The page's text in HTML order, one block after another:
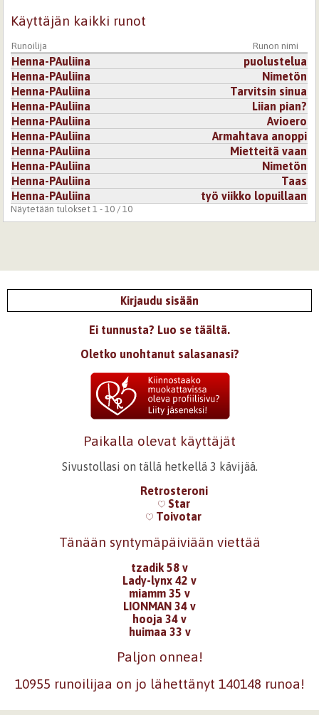
Käyttäjän kaikki runot
Runoilija Runon nimi
Henna-PAuliina
puolustelua
Henna-PAuliina
Nimetön
Henna-PAuliina
Tarvitsin sinua
Henna-PAuliina
Liian pian?
Henna-PAuliina
Avioero
Henna-PAuliina
Armahtava anoppi
Henna-PAuliina
Mietteitä vaan
Henna-PAuliina
Nimetön
Henna-PAuliina
Taas
Henna-PAuliina
työ viikko lopuillaan
Näytetään tulokset 1 - 10 / 10
Kirjaudu sisään
Ei tunnusta? Luo se täältä.
Oletko unohtanut salasanasi?
Paikalla olevat käyttäjät
Sivustollasi on tällä hetkellä 3 kävijää.
Retrosteroni
Star
Toivotar
Tänään syntymäpäiviään viettää
tzadik 58 v
Lady-lynx 42 v
miamm 35 v
LIONMAN 34 v
hooja 34 v
huimaa 33 v
Paljon onnea!
10955 runoilijaa on jo lähettänyt 140148 runoa!